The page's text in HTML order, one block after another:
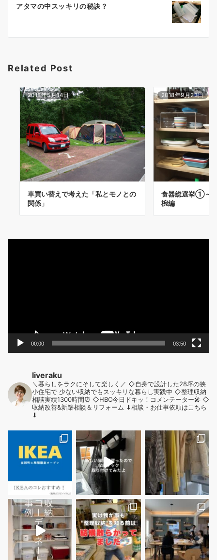
ゲ
シ
ン
アタマの中スッキリの秘訣？
Related Post
2018年5月14日
車買い替えで考えた「私とモノとの
関係」
2018年9月23日
食器総選挙①～
椀編
00:00 03:50
liveraku
＼暮らしをラクにそして楽しく／ ◇自身で設計した28坪の狭
小住宅で 少ない収納でもスッキリな暮らし実践中 ◇整理収納
相談実績1300時間⏰ ◇HBC今日ドキッ！コメンテーター🎤 ◇
収納改善&新築相談＆リフォーム ⬇︎相談・お仕事依頼はこちら
⬇︎